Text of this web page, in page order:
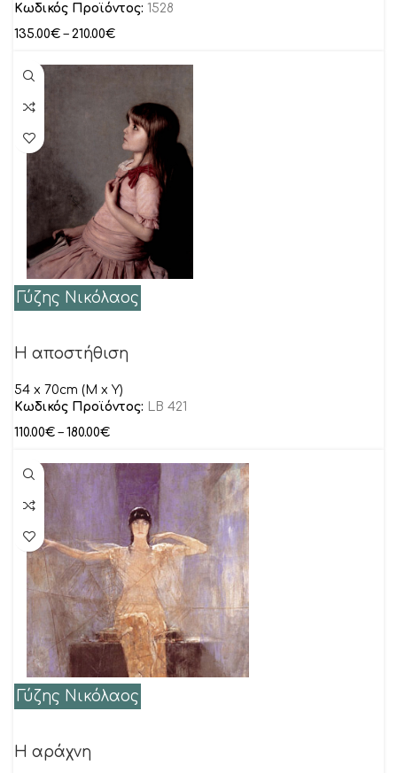
Κωδικός Προϊόντος: 1528
135.00€ – 210.00€
Γύζης Νικόλαος
Η αποστήθιση
54 x 70cm (M x Y)
Κωδικός Προϊόντος: LB 421
110.00€ – 180.00€
Γύζης Νικόλαος
Η αράχνη